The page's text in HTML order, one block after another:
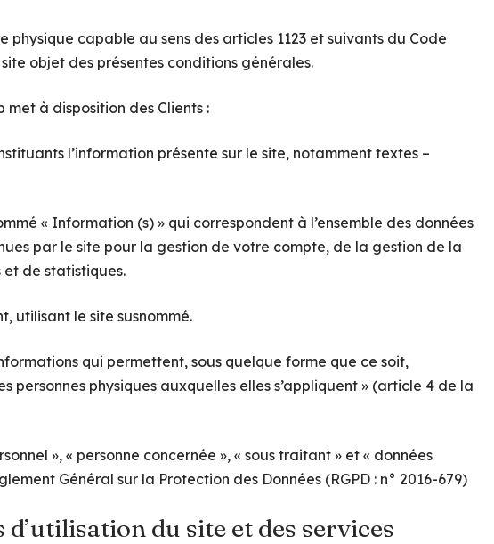
physique capable au sens des articles 1123 et suivants du Code
objet des présentes conditions générales.
met à disposition des Clients :
l’information présente sur le site, notamment textes –
« Information (s) » qui correspondent à l’ensemble des données
par le site pour la gestion de votre compte, de la gestion de la
et de statistiques.
utilisant le site susnommé.
qui permettent, sous quelque forme que ce soit,
personnes physiques auxquelles elles s’appliquent » (article 4 de la
», « personne concernée », « sous traitant » et « données
Général sur la Protection des Données (RGPD : n° 2016-679)
du site et des services